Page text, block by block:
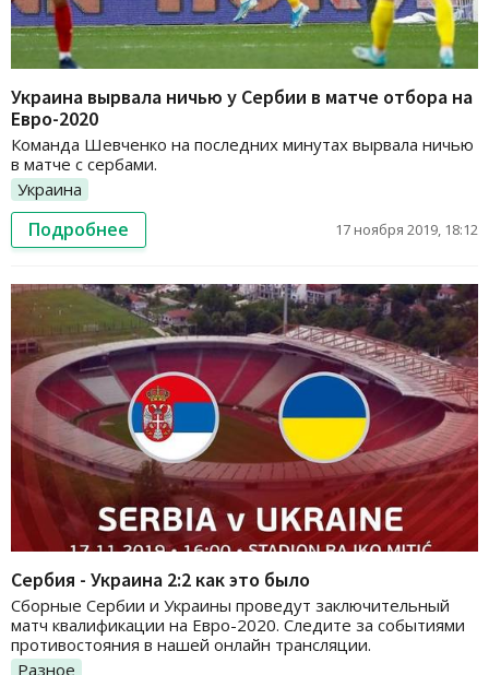
Украина вырвала ничью у Сербии в матче отбора на
Евро-2020
Команда Шевченко на последних минутах вырвала ничью
в матче с сербами.
Украина
Подробнее 17 ноября 2019, 18:12
Сербия - Украина 2:2 как это было
Сборные Сербии и Украины проведут заключительный
матч квалификации на Евро-2020. Следите за событиями
противостояния в нашей онлайн трансляции.
Разное